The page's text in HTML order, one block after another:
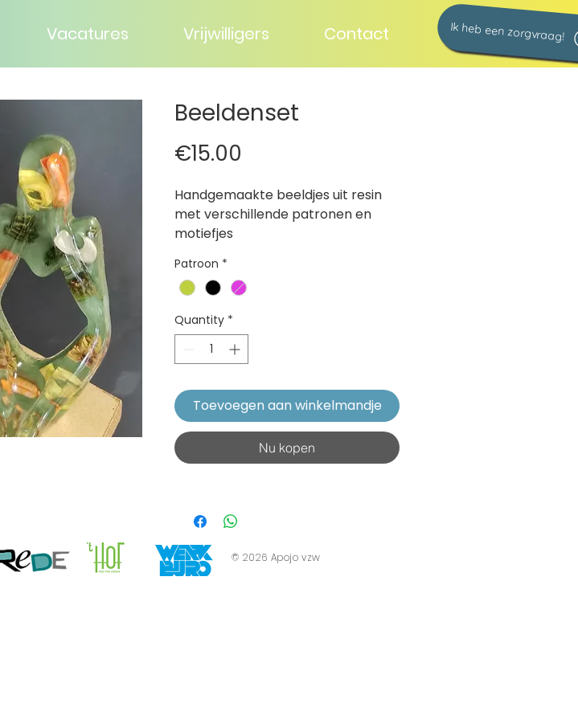
Vacatures Vrijwilligers Contact Ik heb een zorgvraag!
Beeldenset
€15.00
Handgemaakte beeldjes uit resin
met verschillende patronen en
motiefjes
Patroon *
Quantity *
Toevoegen aan winkelmandje
Nu kopen
© 2026 Apojo vzw